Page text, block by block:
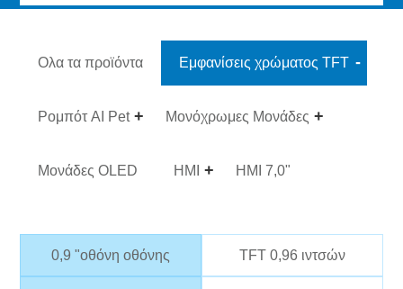
Ολα τα προϊόντα Εμφανίσεις χρώματος TFT
Ρομπότ AI Pet Μονόχρωμες Μονάδες
Μονάδες OLED HMI HMI 7,0"
0,9 "οθόνη οθόνης TFT 0,96 ιντσών